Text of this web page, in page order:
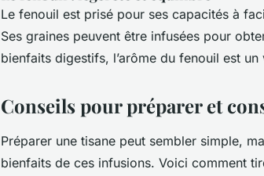
Le fenouil est prisé pour ses capacités à
Ses graines peuvent être infusées pour
bienfaits digestifs, l’arôme du fenouil est
Conseils pour préparer et
Préparer une tisane peut sembler simple,
bienfaits de ces infusions. Voici comment